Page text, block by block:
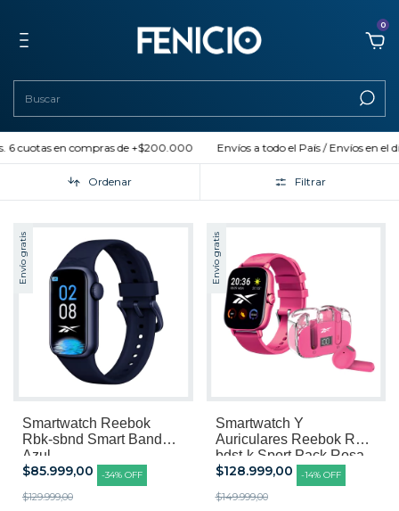
0
en compras de +$200.000 Envíos a todo el País / Envíos en el día
Ordenar Filtrar
Envío gratis
Smartwatch Reebok
Rbk-sbnd Smart Band
Azul
$85.999,00 -34% OFF
$129.999,00
Envío gratis
Smartwatch Y
Auriculares Reebok Rbk-
bdst-k Sport Pack Rosa
$128.999,00 -14% OFF
$149.999,00